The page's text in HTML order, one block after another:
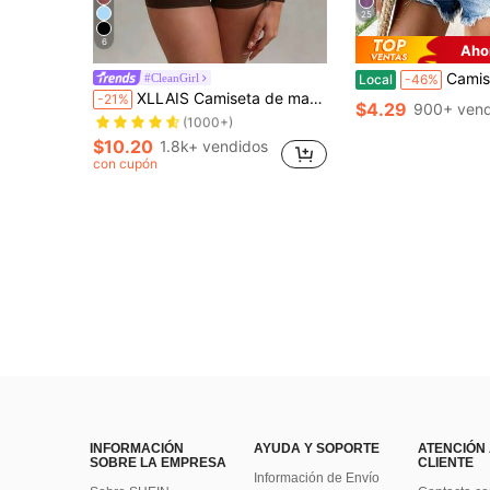
6
#CleanGirl
-21% XLLAIS Camiseta de manga larga ajustada elástica de color rojo brillante para mujer, tela de doble capa, ropa casual para discoteca, yoga y deportes, otoño, invierno y primavera
¡Casi agotado!
(1000+)
¡Casi agotado!
(1000+)
¡Casi agotado!
(1000+)
¡Casi agotado!
$10.20 1.8k+ vendidos
con cupón
25
Local -46% Camiseta de manga corta gris lavada extragrande, corte
$4.29 900+
INFORMACIÓN
SOBRE LA EMPRESA
AYUDA Y SOPORTE
Información de Envío
ATENCIÓN
CLIENTE